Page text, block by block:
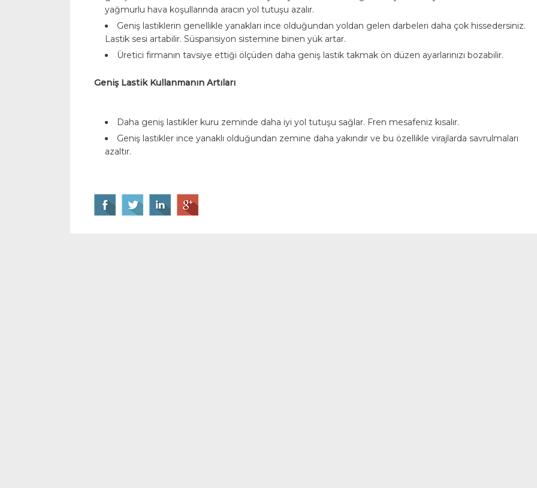
yağmurlu hava koşullarında aracın yol tutuşu azalır.
Geniş lastiklerin genellikle yanakları ince olduğundan yoldan gelen darbeleri daha çok hissedersiniz.
Lastik sesi artabilir. Süspansiyon sistemine binen yük artar.
Üretici firmanın tavsiye ettiği ölçüden daha geniş lastik takmak ön düzen ayarlarınızı bozabilir.
Geniş Lastik Kullanmanın Artıları
Daha geniş lastikler kuru zeminde daha iyi yol tutuşu sağlar. Fren mesafeniz kısalır.
Geniş lastikler ince yanaklı olduğundan zemine daha yakındır ve bu özellikle virajlarda savrulmaları
azaltır.